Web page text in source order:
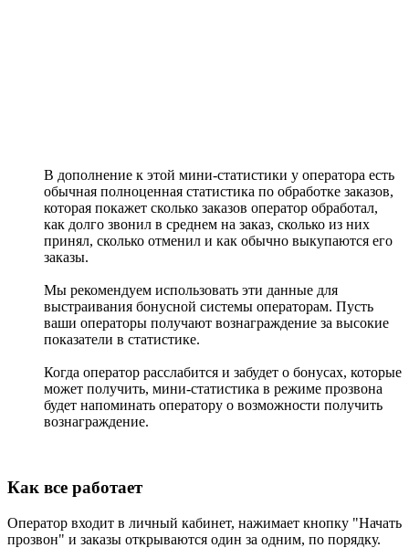
В дополнение к этой мини-статистики у оператора есть
обычная полноценная статистика по обработке заказов,
которая покажет сколько заказов оператор обработал,
как долго звонил в среднем на заказ, сколько из них
принял, сколько отменил и как обычно выкупаются его
заказы.
Мы рекомендуем использовать эти данные для
выстраивания бонусной системы операторам. Пусть
ваши операторы получают вознаграждение за высокие
показатели в статистике.
Когда оператор расслабится и забудет о бонусах, которые
может получить, мини-статистика в режиме прозвона
будет напоминать оператору о возможности получить
вознаграждение.
Как все работает
Оператор входит в личный кабинет, нажимает кнопку "Начать
прозвон" и заказы открываются один за одним, по порядку.